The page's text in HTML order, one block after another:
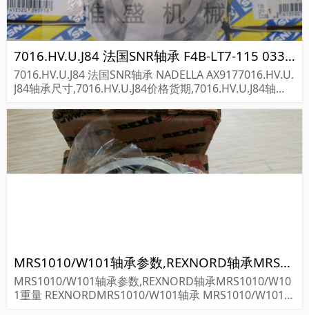
7016.HV.U.J84 法国SNR轴承 F4B-LT7-115 033272
7016.HV.U.J84 法国SNR轴承 NADELLA AX9177016.HV.U.
J84轴承尺寸,7016.HV.U.J84价格货期,7016.HV.U.J84轴承
MRS1010/W101轴承参数,REXNORD轴承MRS1010/W101重量
MRS1010/W101轴承参数,REXNORD轴承MRS1010/W10
1重量 REXNORDMRS1010/W101轴承 MRS1010/W101